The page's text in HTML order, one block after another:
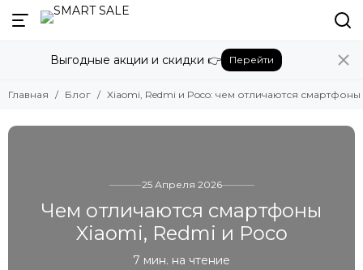
Выгодные акции и скидки 👉 Перейти
Главная Блог Xiaomi, Redmi и Poco: чем отличаются
25 Апреля 2026
Чем отличаются смартфоны
Xiaomi, Redmi и Poco
7 мин. на чтение